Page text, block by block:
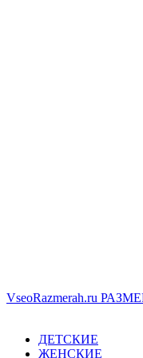
VseoRazmerah.ru
ДЕТСКИЕ
ЖЕНСКИЕ